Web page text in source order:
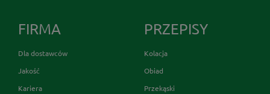
FIRMA
Dla dostawców
Jakość
Kariera
PRZEPISY
Kolacja
Obiad
Przekąski